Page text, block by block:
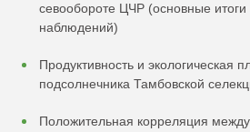
севообороте ЦЧР (основные
наблюдений)
Продуктивность и экологическая
подсолнечника Тамбовской
Положительная корреляция